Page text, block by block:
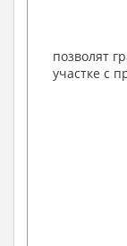
позволят
участке с